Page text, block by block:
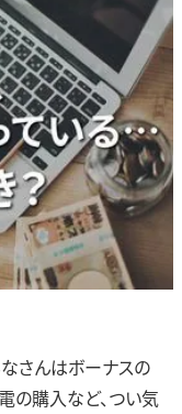
さんはボーナスの
購入など、つい気